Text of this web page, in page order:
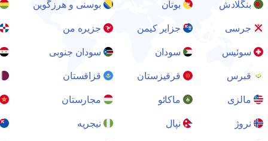
بنگلادش بوتان بوسنی و هرزگوین
جرسی جزایر کیمن جزیره من
سوئیس سودان سودان جنوبی
قبرس قرقیزستان قزاقستان
مالزی ماکائو مجارستان
نروژ نپال نیجریه